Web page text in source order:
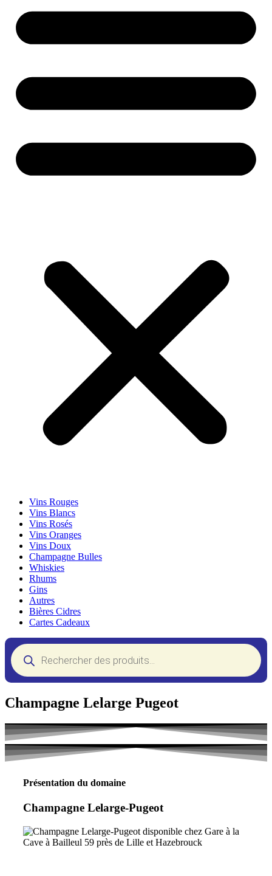
Vins Rouges
Vins Blancs
Vins Rosés
Vins Oranges
Vins Doux
Champagne Bulles
Whiskies
Rhums
Gins
Autres
Bières Cidres
Cartes Cadeaux
Recherche
de
produits
Champagne Lelarge Pugeot
Présentation du domaine
Champagne Lelarge-Pugeot